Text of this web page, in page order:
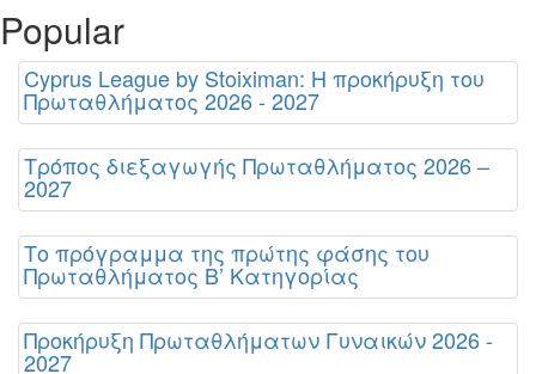
Popular
Cyprus League by Stoiximan: Η προκήρυξη του
Πρωταθλήματος 2026 - 2027
Τρόπος διεξαγωγής Πρωταθλήματος 2026 –
2027
Το πρόγραμμα της πρώτης φάσης του
Πρωταθλήματος Β’ Κατηγορίας
Προκήρυξη Πρωταθλήματων Γυναικών 2026 -
2027